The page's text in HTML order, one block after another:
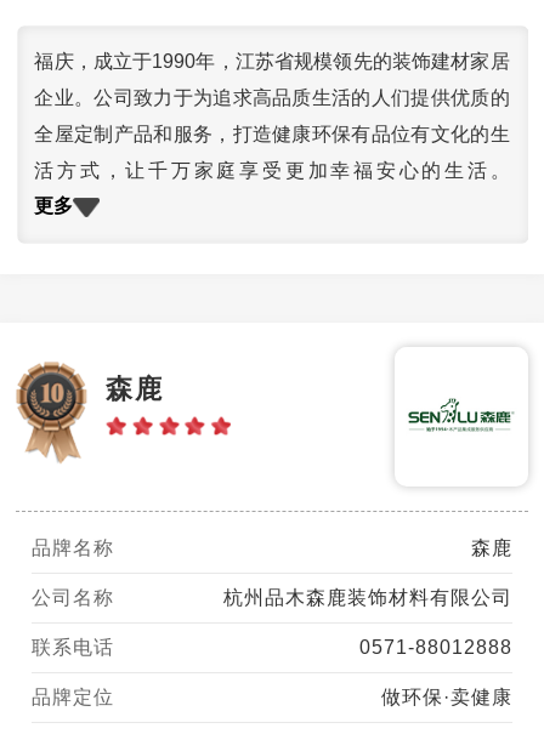
福庆，成立于1990年，江苏省规模领先的装饰建材家居
企业。公司致力于为追求高品质生活的人们提供优质的
全屋定制产品和服务，打造健康环保有品位有文化的生
活方式，让千万家庭享受更加幸福安心的生活。
更多
森鹿
品牌名称 森鹿
公司名称 杭州品木森鹿装饰材料有限公司
联系电话 0571-88012888
品牌定位 做环保·卖健康